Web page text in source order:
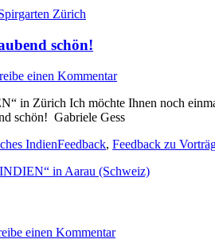
schön!
einen Kommentar
in Zürich Ich möchte Ihnen noch
schön! Gabriele Gess
IndienTags
Feedback, Feedback zu
einen Kommentar